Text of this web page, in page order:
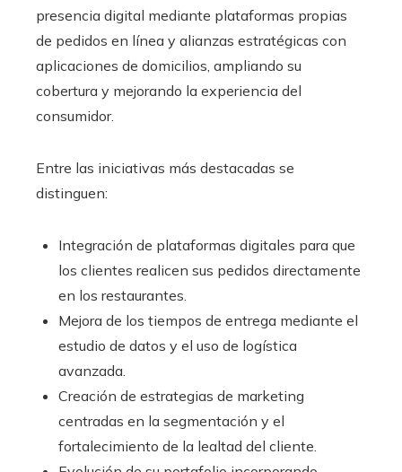
presencia digital mediante plataformas propias
de pedidos en línea y alianzas estratégicas con
aplicaciones de domicilios, ampliando su
cobertura y mejorando la experiencia del
consumidor.
Entre las iniciativas más destacadas se
distinguen:
Integración de plataformas digitales para que
los clientes realicen sus pedidos directamente
en los restaurantes.
Mejora de los tiempos de entrega mediante el
estudio de datos y el uso de logística
avanzada.
Creación de estrategias de marketing
centradas en la segmentación y el
fortalecimiento de la lealtad del cliente.